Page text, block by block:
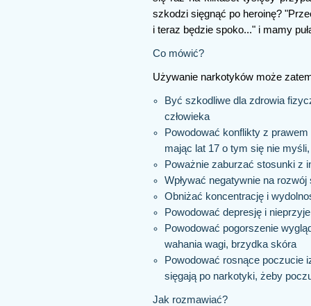
szkodzi sięgnąć po heroinę?
i teraz będzie spoko..." i mamy
Co mówić?
Używanie narkotyków może
Być szkodliwe dla zdrowia
człowieka
Powodować konflikty z
mając lat 17 o tym się nie
Poważnie zaburzać stosunki z
Wpływać negatywnie na rozwój
Obniżać koncentrację i
Powodować depresję i
Powodować pogorszenie
wahania wagi, brzydka skóra
Powodować rosnące poczucie
sięgają po narkotyki, żeby
Jak rozmawiać?